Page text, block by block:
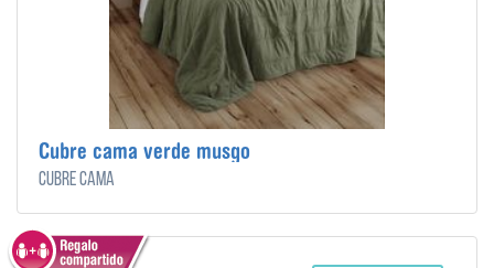
Cubre cama verde musgo
Cubre cama